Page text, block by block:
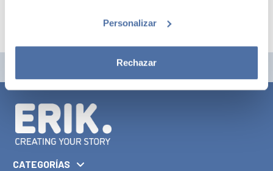
Personalizar
Rechazar
CATEGORÍAS